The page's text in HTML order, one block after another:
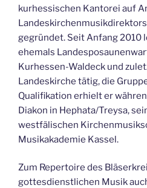
kurhessischen Kantorei auf
gegründet. Seit Anfang 2010
ehemals
Kurhessen-Waldeck und
Landeskirche tätig, die
Qualifikation erhielt er
Diakon in Hephata/Treysa,
westfälischen
Musikakademie Kassel.
Zum Repertoire des
gottesdienstlichen Musik